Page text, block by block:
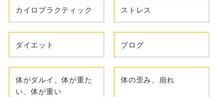
カイロプラクティック ストレス
ダイエット ブログ
体がダルイ、体が重た
い、体が重い
体の歪み、崩れ